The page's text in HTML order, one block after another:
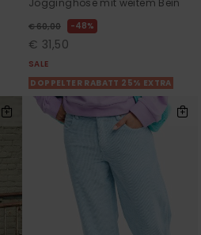
Jogginghose mit weitem Bein
€ 60,00 48%
€ 31,50
SALE
DOPPELTER RABATT 25% EXTRA